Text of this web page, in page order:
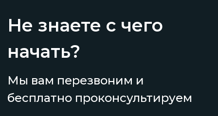
Не знаете с чего
начать?
Мы вам перезвоним и
бесплатно проконсультируем